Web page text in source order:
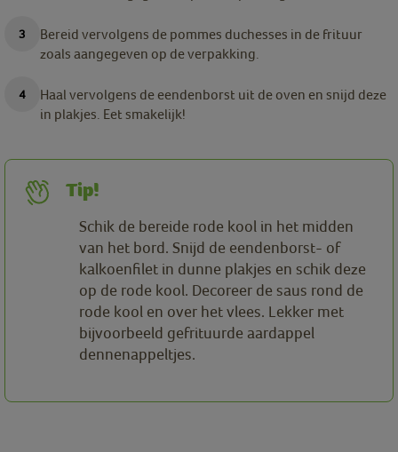
Bereid vervolgens de pommes duchesses in de frituur
zoals aangegeven op de verpakking.
Haal vervolgens de eendenborst uit de oven en snijd deze
in plakjes. Eet smakelijk!
Tip!
Schik de bereide rode kool in het midden
van het bord. Snijd de eendenborst- of
kalkoenfilet in dunne plakjes en schik deze
op de rode kool. Decoreer de saus rond de
rode kool en over het vlees. Lekker met
bijvoorbeeld gefrituurde aardappel
dennenappeltjes.